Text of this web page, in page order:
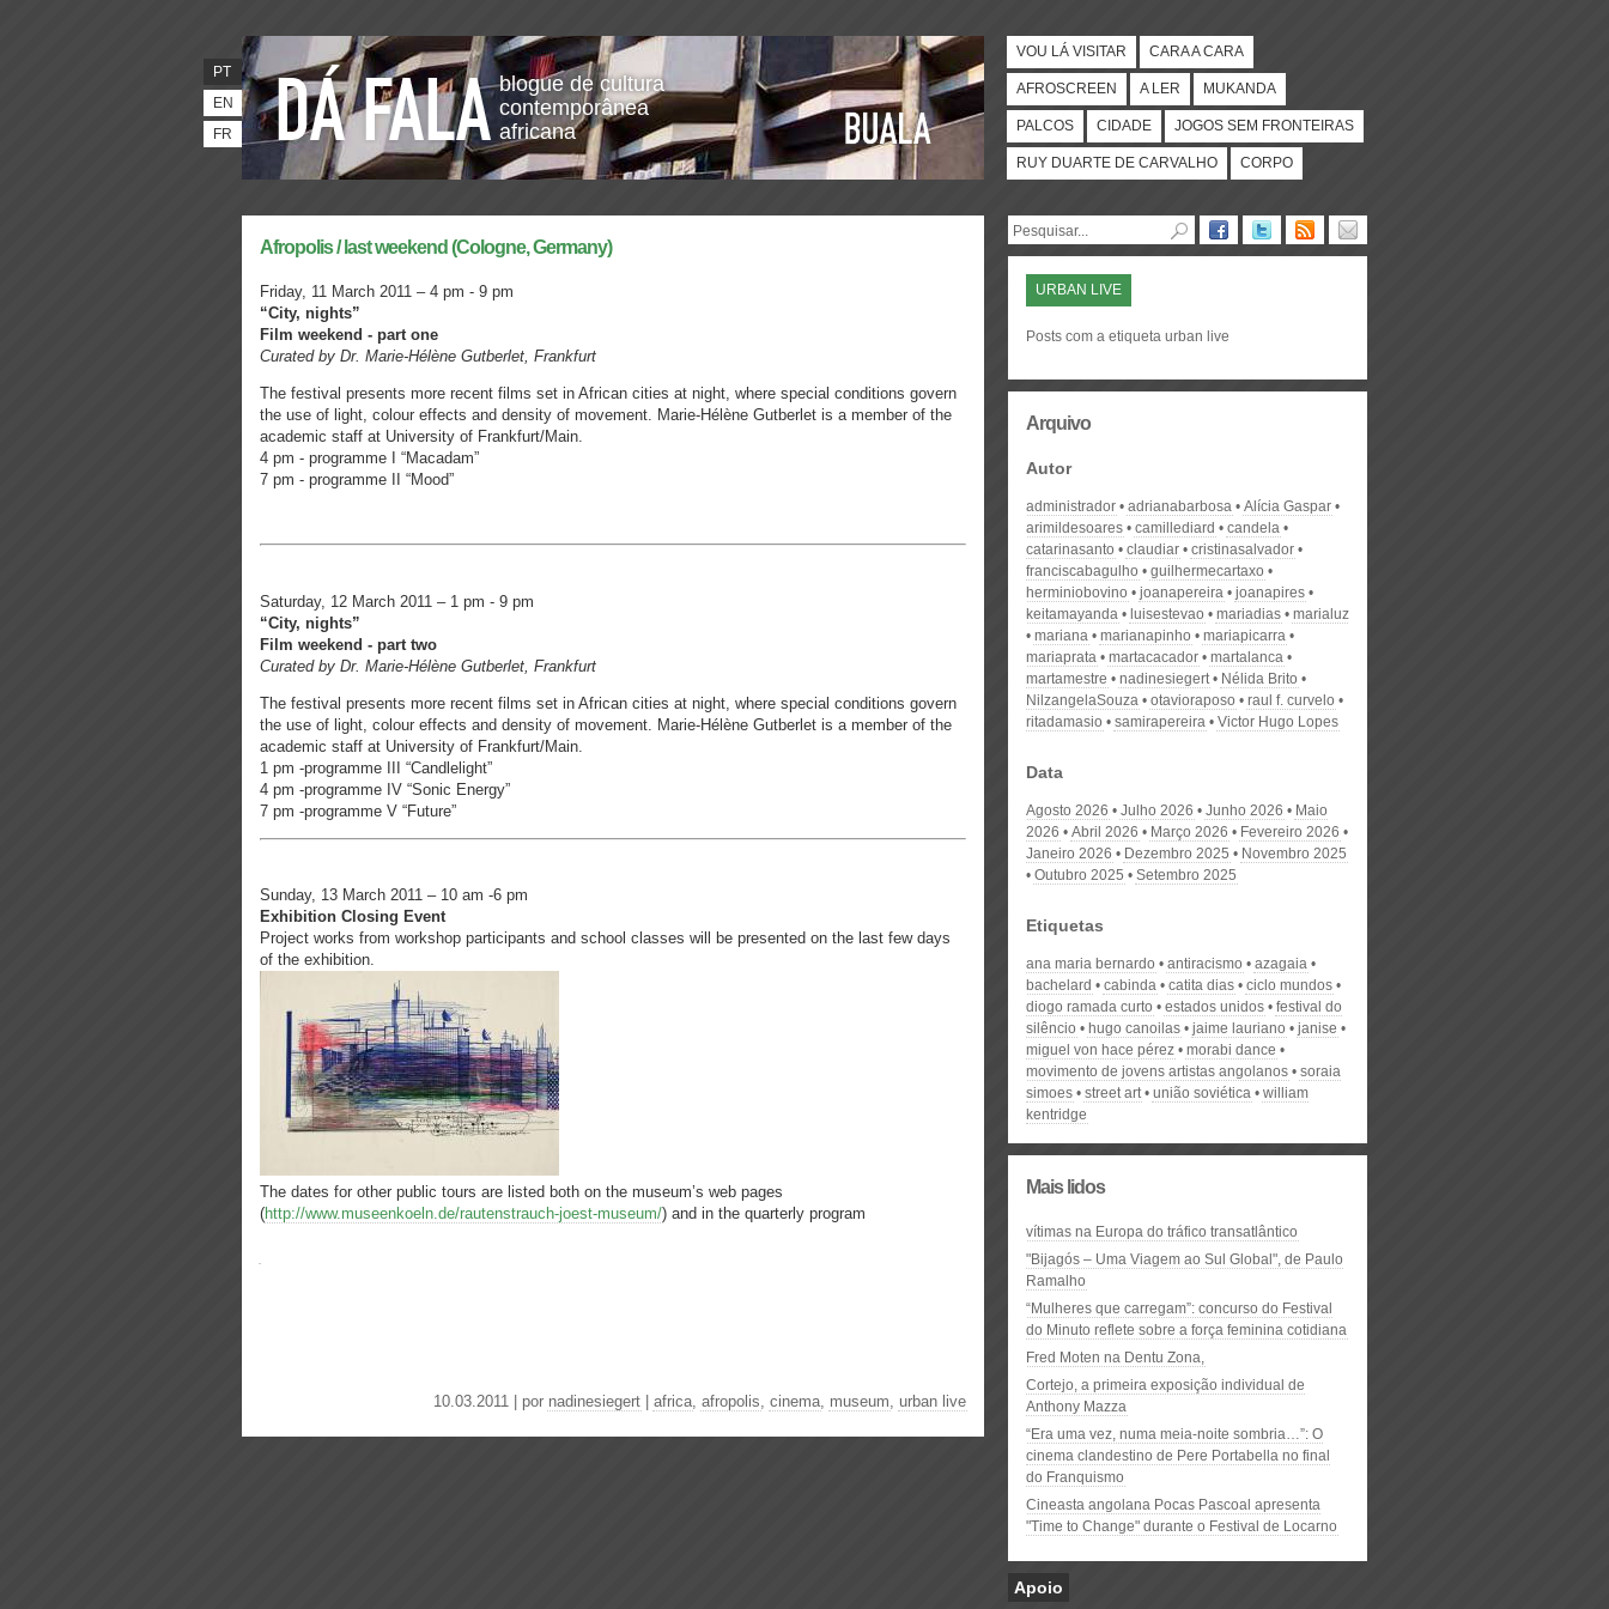
blogue de cultura
contemporânea
africana
PT
EN
FR
VOU LÁ VISITAR CARA A CARA
AFROSCREEN A LER MUKANDA
PALCOS CIDADE JOGOS SEM FRONTEIRAS
RUY DUARTE DE CARVALHO CORPO
Afropolis / last weekend (Cologne, Germany)
Friday, 11 March 2011 – 4 pm - 9 pm
“City, nights”
Film weekend - part one
Curated by Dr. Marie-Hélène Gutberlet, Frankfurt
The festival presents more recent films set in African cities at night, where special conditions govern
the use of light, colour effects and density of movement. Marie-Hélène Gutberlet is a member of the
academic staff at University of Frankfurt/Main.
4 pm - programme I “Macadam”
7 pm - programme II “Mood”
Saturday, 12 March 2011 – 1 pm - 9 pm
“City, nights”
Film weekend - part two
Curated by Dr. Marie-Hélène Gutberlet, Frankfurt
The festival presents more recent films set in African cities at night, where special conditions govern
the use of light, colour effects and density of movement. Marie-Hélène Gutberlet is a member of the
academic staff at University of Frankfurt/Main.
1 pm -programme III “Candlelight”
4 pm -programme IV “Sonic Energy”
7 pm -programme V “Future”
Sunday, 13 March 2011 – 10 am -6 pm
Exhibition Closing Event
Project works from workshop participants and school classes will be presented on the last few days
of the exhibition.
The dates for other public tours are listed both on the museum’s web pages
(http://www.museenkoeln.de/rautenstrauch-joest-museum/) and in the quarterly program
10.03.2011 | por nadinesiegert africa, afropolis, cinema, museum, urban live
URBAN LIVE
Posts com a etiqueta urban live
Arquivo
Autor
administrador adrianabarbosa
Alícia Gaspar
arimildesoares
camillediard
candela
catarinasanto
claudiar
cristinasalvador
franciscabagulho
guilhermecartaxo
herminiobovino
joanapereira
joanapires
keitamayanda
luisestevao mariadias
marialuz
mariana
marianapinho
mariapicarra
mariaprata
martacacador
martalanca
martamestre
nadinesiegert
Nélida Brito
NilzangelaSouza
otavioraposo
raul f. curvelo
ritadamasio
samirapereira Victor Hugo Lopes
Data
Agosto 2026 Julho 2026 Junho 2026
Maio
2026
Abril 2026 Março 2026
Fevereiro 2026
Janeiro 2026
Dezembro 2025
Novembro 2025
Outubro 2025
Setembro 2025
Etiquetas
ana maria bernardo antiracismo
azagaia
bachelard
cabinda catita dias
ciclo mundos
diogo ramada curto
estados unidos
festival do
silêncio
hugo canoilas jaime lauriano
janise
miguel von hace pérez
morabi dance
movimento de jovens artistas angolanos
soraia
simoes
street art união soviética
william
kentridge
Mais lidos
vítimas na Europa do tráfico transatlântico
"Bijagós – Uma Viagem ao Sul Global", de Paulo
Ramalho
“Mulheres que carregam”: concurso do Festival
do Minuto reflete sobre a força feminina cotidiana
Fred Moten na Dentu Zona,
Cortejo, a primeira exposição individual de
Anthony Mazza
“Era uma vez, numa meia-noite sombria…”: O
cinema clandestino de Pere Portabella no final
do Franquismo
Cineasta angolana Pocas Pascoal apresenta
"Time to Change" durante o Festival de Locarno
Apoio